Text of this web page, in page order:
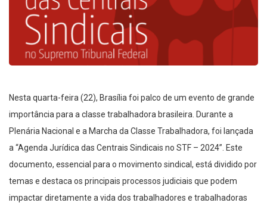
Nesta quarta-feira (22), Brasília foi palco de um evento de grande
importância para a classe trabalhadora brasileira. Durante a
Plenária Nacional e a Marcha da Classe Trabalhadora, foi lançada
a “Agenda Jurídica das Centrais Sindicais no STF – 2024”. Este
documento, essencial para o movimento sindical, está dividido por
temas e destaca os principais processos judiciais que podem
impactar diretamente a vida dos trabalhadores e trabalhadoras